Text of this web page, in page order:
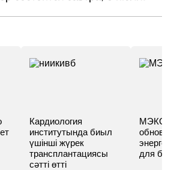
Кардиология
институтында биыл
үшінші жүрек
трансплантациясы
сәтті өтті
МЭКС -
для